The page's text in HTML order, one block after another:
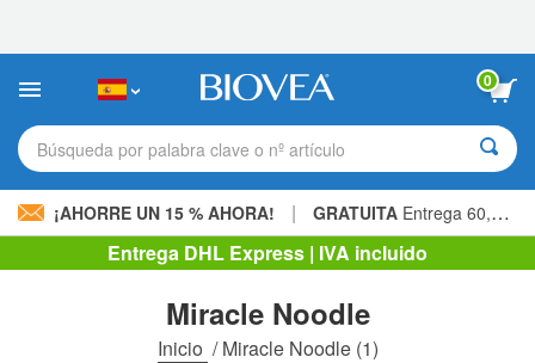
sitio
incluye
sistema
de
0
Búsqueda por palabra clave o nº artículo
¡AHORRE UN 15 % AHORA! | GRATUITA Entrega 60,00 € »
Entrega DHL Express | IVA incluido
Miracle Noodle
Inicio /Miracle Noodle(1)